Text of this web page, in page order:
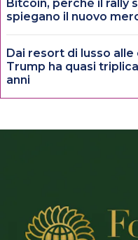
Bitcoin, perché il rally
spiegano il nuovo
Dai resort di lusso
Trump ha quasi
anni